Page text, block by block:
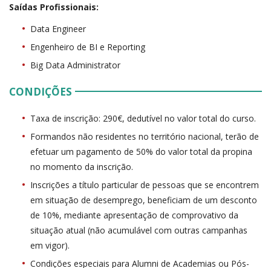
Saídas Profissionais:
Data Engineer
Engenheiro de BI e Reporting
Big Data Administrator
CONDIÇÕES
Taxa de inscrição: 290€, dedutível no valor total do curso.
Formandos não residentes no território nacional, terão de
efetuar um pagamento de 50% do valor total da propina
no momento da inscrição.
Inscrições a título particular de pessoas que se encontrem
em situação de desemprego, beneficiam de um desconto
de 10%, mediante apresentação de comprovativo da
situação atual (não acumulável com outras campanhas
em vigor).
Condições especiais para Alumni de Academias ou Pós-